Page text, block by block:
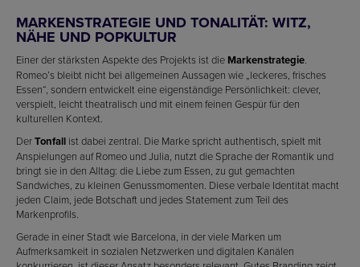
MARKENSTRATEGIE UND TONALITÄT: WITZ,
NÄHE UND POPKULTUR
Einer der stärksten Aspekte des Projekts ist die Markenstrategie.
Romeo’s bleibt nicht bei allgemeinen Aussagen wie „leckeres, frisches
Essen“, sondern entwickelt eine eigenständige Persönlichkeit: clever,
verspielt, leicht theatralisch und mit einem feinen Gespür für den
kulturellen Kontext.
DerTonfall ist dabei zentral. Die Marke spricht authentisch, spielt mit
Anspielungen auf Romeo und Julia, nutzt die Sprache der Romantik und
bringt sie in den Alltag: die Liebe zum Essen, zu gut gemachten
Sandwiches, zu kleinen Genussmomenten. Diese verbale Identität macht
jeden Claim, jede Botschaft und jedes Statement zum Teil des
Markenprofils.
Gerade in einer Stadt wie Barcelona, in der viele Marken um
Aufmerksamkeit in sozialen Netzwerken und digitalen Kanälen